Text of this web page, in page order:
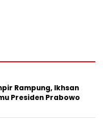
Rampung, Ikhsan
Presiden Prabowo